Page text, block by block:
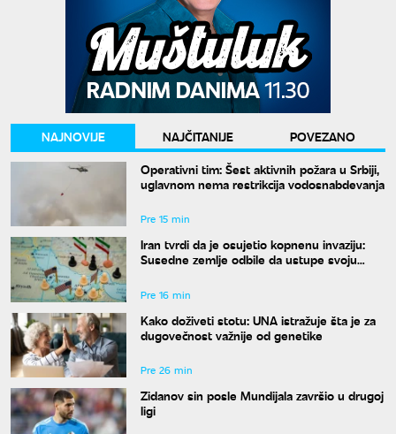
NAJNOVIJE NAJČITANIJE
POVEZANO
Operativni tim: Šest aktivnih požara u Srbiji,
uglavnom nema restrikcija vodosnabdevanja
Pre 15 min
Iran tvrdi da je osujetio kopnenu invaziju:
Susedne zemlje odbile da ustupe svoju
Pre 16 min
Kako doživeti stotu: UNA istražuje šta je za
dugovečnost važnije od genetike
Pre 26 min
Zidanov sin posle Mundijala završio u drugoj
ligi